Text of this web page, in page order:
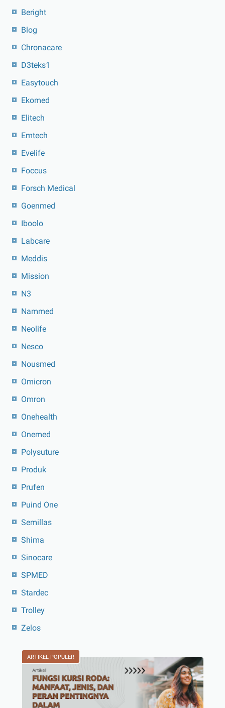
Beright
Blog
Chronacare
D3teks1
Easytouch
Ekomed
Elitech
Emtech
Evelife
Foccus
Forsch Medical
Goenmed
Iboolo
Labcare
Meddis
Mission
N3
Nammed
Neolife
Nesco
Nousmed
Omicron
Omron
Onehealth
Onemed
Polysuture
Produk
Prufen
Puind One
Semillas
Shima
Sinocare
SPMED
Stardec
Trolley
Zelos
ARTIKEL POPULER